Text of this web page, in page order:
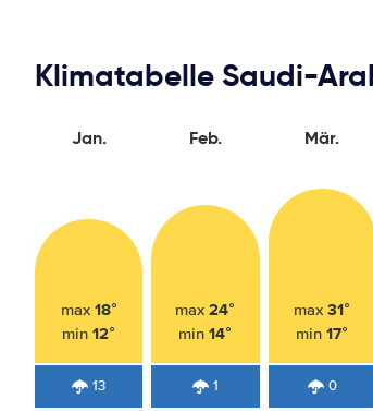
Klimatabelle Saudi-
Jan.
max 18°
min12°
13
Feb.
max24°
min14°
1
Mär.
max31°
min17°
0